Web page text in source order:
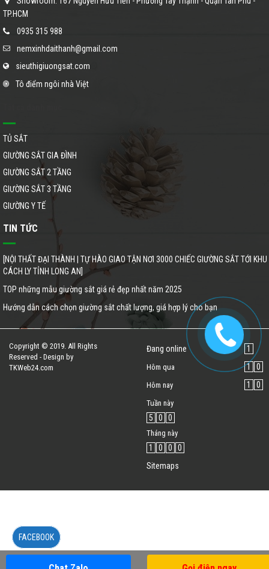
TP.HCM
0935 315 988
nemxinhdaithanh@gmail.com
sieuthigiuongsat.com
Tô điểm ngôi nhà Việt
TỦ SẮT
GIƯỜNG SẮT GIA ĐÌNH
GIƯỜNG SẮT 2 TẦNG
GIƯỜNG SẮT 3 TẦNG
GIƯỜNG Y TẾ
TIN TỨC
[NỘI THẤT ĐẠI THÀNH | TỰ HÀO GIAO TẬN NƠI 3000 CHIẾC GIƯỜNG SẮT TỚI KHU
CÁCH LY TỈNH LONG AN]
TOP những mẫu giường sắt giá rẻ đẹp nhất năm 2025
Hướng dẫn cách chọn giường sắt chất lượng, giá hợp lý cho bạn
Copyright © 2019. All Rights
Reserved - Design by
TKWeb24.com
Đang online 1
Hôm qua 1 0
Hôm nay 1 0
Tuần này
5 0 0
Tháng này
1 0 0
0
Sitemaps
FACEBOOK